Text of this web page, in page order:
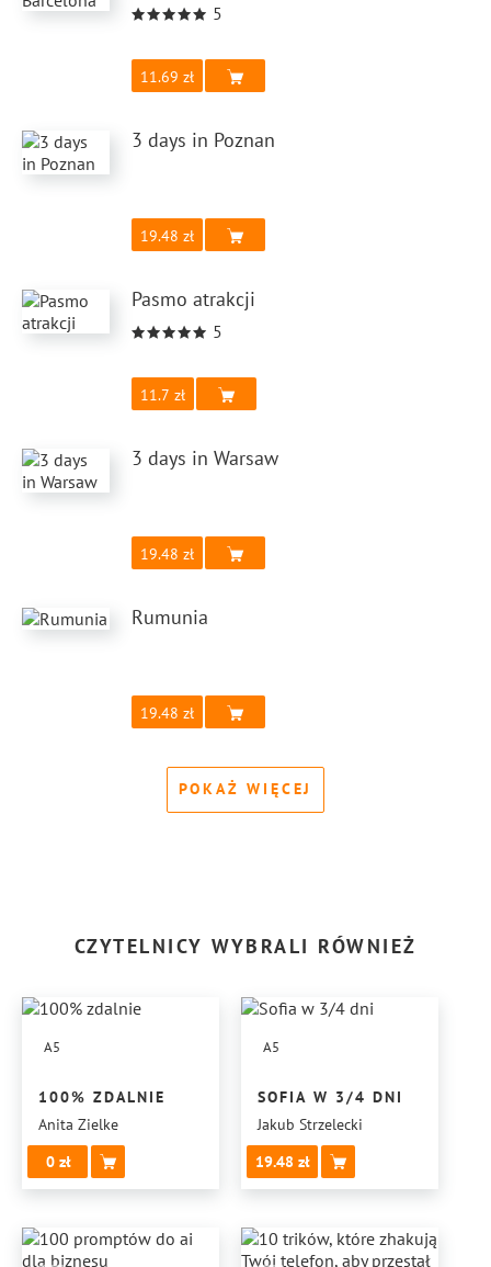
5
11.69
3 days in Poznan
19.48
Pasmo atrakcji
5
11.7
3 days in Warsaw
19.48
Rumunia
19.48
POKAŻ WIĘCEJ
CZYTELNICY WYBRALI RÓWNIEŻ
A5
100% ZDALNIE
Anita Zielke
0
A5
SOFIA W 3/4 DNI
Jakub Strzelecki
19.48